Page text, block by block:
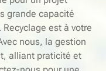
grande capacité
est à votre
nous, la gestion
alliant praticité et